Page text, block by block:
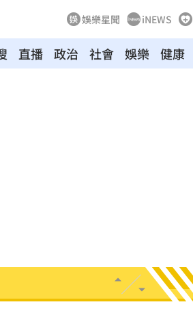
娛樂星聞 iNEWS
直播 政治 社會 娛樂 健康